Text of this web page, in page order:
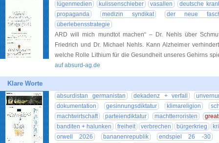
lügenmedien
kulissenschieber vasallen
deutsche
propaganda
medizin syndikat
der neue
überlebensstrategie
ARD will mich mundtot machen“ – Dr. Nehls über
Friedrich und Dr. Michael Nehls. Kann Alzheimer
welche Rolle Lithium für die Gesundheit unseres Gehirns
auf absurd-ag.de
Klare Worte
absurdistan germanistan dekadenz + verfall
dokumentation
gesinnungsdiktatur klimareligion
machtwirtschaft
parteiendiktatur machtterroristen
banditen + halunken
freiheit verbrechen bürgerkrieg
orwell 2026
bananenrepublik
endspiel 26 -30